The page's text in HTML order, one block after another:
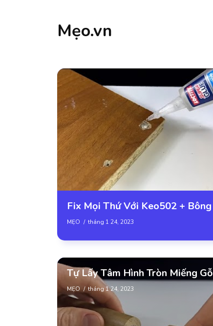
Mẹo.vn
Fix Mọi Thứ Với Keo502 + Bông
MẸO tháng 1 24, 2023
Tự Lấy Tâm Hình Tròn Miếng Gỗ
MẸO tháng 1 24, 2023